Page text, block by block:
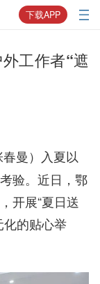
下载APP
工作者“遮
春曼）入夏以
验。近日，鄂
开展“夏日送
化的贴心举